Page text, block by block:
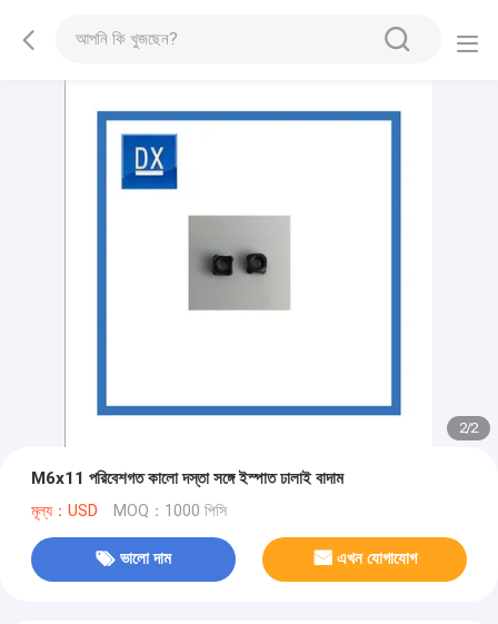
2/2
M6x11 পরিবেশগত কালো দস্তা সঙ্গে ইস্পাত ঢালাই বাদাম
মূল্য：USD MOQ：1000 পিসি
ভালো দাম এখন যোগাযোগ